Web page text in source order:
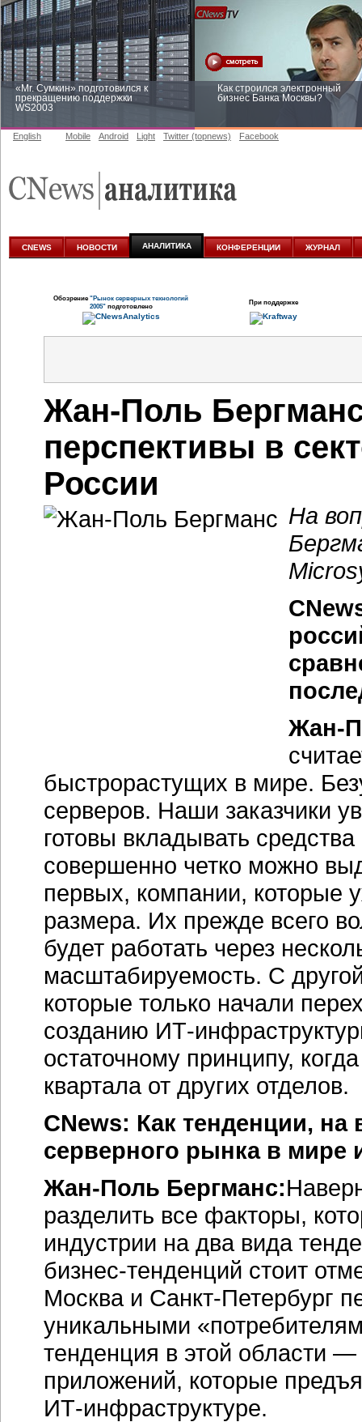
«Mr. Сумкин» подготовился к
прекращению поддержки
WS2003
Как строился электронный
бизнес Банка Москвы?
аналитике
English Mobile Android Light Twitter (topnews) Facebook
CNEWS НОВОСТИ АНАЛИТИКА КОНФЕРЕНЦИИ ЖУРНАЛ
Обозрение"Рынок серверных технологий
2005"подготовлено При поддержке
Жан-Поль
перспективы в
России
На
Жан-
быстрорастущих в мире.
серверов. Наши заказчики
готовы вкладывать
совершенно четко можно
первых, компании, которые
размера. Их прежде всего
будет работать через
масштабируемость. С
которые только начали
созданию ИТ-
остаточному принципу,
квартала от других отделов.
CNews: Как тенденции, на
серверного рынка в мире
Жан-Поль Бергманс:
разделить все факторы,
индустрии на два вида
бизнес-тенденций стоит
Москва и Санкт-Петербург
уникальными
тенденция в этой области —
приложений, которые
ИТ-инфраструктуре.